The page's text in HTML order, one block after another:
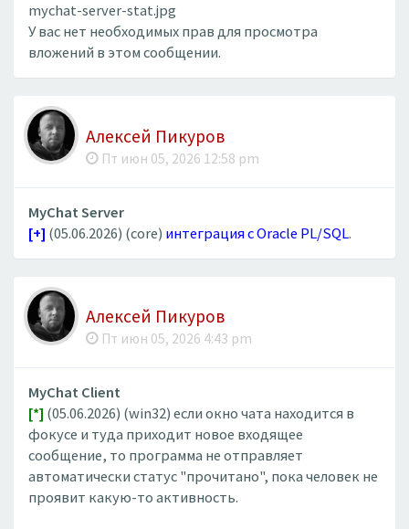
mychat-server-stat.jpg
У вас нет необходимых прав для просмотра
вложений в этом сообщении.
Алексей Пикуров
Пт июн 05, 2026 12:58 pm
MyChat Server
[+] (05.06.2026) (core) интеграция с Oracle PL/SQL.
Алексей Пикуров
Пт июн 05, 2026 4:43 pm
MyChat Client
[*] (05.06.2026) (win32) если окно чата находится в
фокусе и туда приходит новое входящее
сообщение, то программа не отправляет
автоматически статус "прочитано", пока человек не
проявит какую-то активность.